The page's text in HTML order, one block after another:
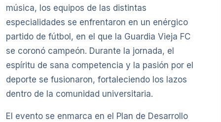
música, los equipos de las distintas
especialidades se enfrentaron en un enérgico
partido de fútbol, en el que la Guardia Vieja FC
se coronó campeón. Durante la jornada, el
espíritu de sana competencia y la pasión por el
deporte se fusionaron, fortaleciendo los lazos
dentro de la comunidad universitaria.
El evento se enmarca en el Plan de Desarrollo